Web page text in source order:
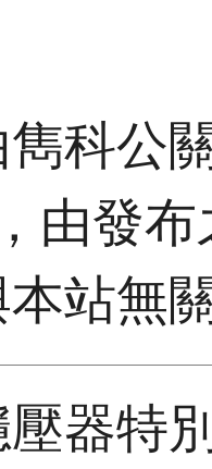
科公
由發
站無
器特